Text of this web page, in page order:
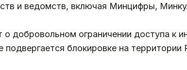
и ведомств, включая Минцифры,
о добровольном ограничении доступа к
подвергается блокировке на